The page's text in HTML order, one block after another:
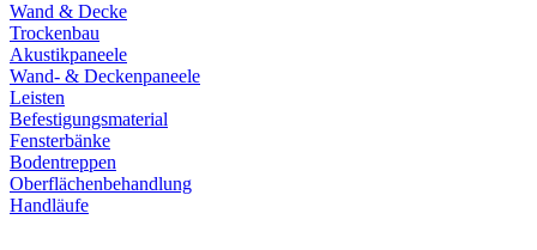
Wand & Decke
Trockenbau
Akustikpaneele
Wand- & Deckenpaneele
Leisten
Befestigungsmaterial
Fensterbänke
Bodentreppen
Oberflächenbehandlung
Handläufe